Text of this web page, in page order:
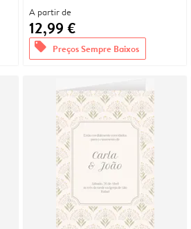
A partir de
12,99 €
offers Preços Sempre Baixos